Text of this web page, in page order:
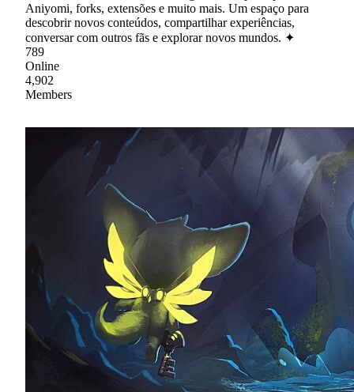
Aniyomi, forks, extensões e muito mais. Um espaço para
descobrir novos conteúdos, compartilhar experiências,
conversar com outros fãs e explorar novos mundos. ✦
789
Online
4,902
Members